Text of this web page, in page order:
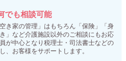
でも相談可能
き家の管理」はもちろん「保険」「身
」など介護施設以外のご相談にもお応
が中心となり税理士・司法書士などの
、お客様をサポートします。